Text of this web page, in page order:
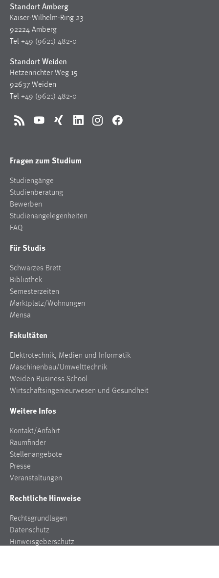
Standort Amberg
Kaiser-Wilhelm-Ring 23
92224 Amberg
Tel +49 (9621) 482-0
Standort Weiden
Hetzenrichter Weg 15
92637 Weiden
Tel +49 (9621) 482-0
RSS YouTubeXing LinkedInInstagramFacebook
Fragen zum Studium
Studiengänge
Studienberatung
Bewerben
Studienangelegenheiten
FAQ
Für Studis
Schwarzes Brett
Bibliothek
Semesterzeiten
Marktplatz/Wohnungen
Mensa
Fakultäten
Elektrotechnik, Medien und Informatik
Maschinenbau/Umwelttechnik
Weiden Business School
Wirtschaftsingenieurwesen und Gesundheit
Weitere Infos
Kontakt/Anfahrt
Raumfinder
Stellenangebote
Presse
Veranstaltungen
Rechtliche Hinweise
Rechtsgrundlagen
Datenschutz
Hinweisgeberschutz
Zweck:
Wird benötigt um die Chatfunktion nutzen zu können.
Cookie Laufzeit:
5e9dbeb1811c0446 = Sitzungslaufzeit, mibew_locale = 3
Jahre, MIBEW_UserID = 1 Jahr
Login
Name:
Dieser Cookie ist notwendig um sich an der Website
Cookie Laufzeit:
24 Stunden
Statistik Cookies erfassen Informationen anonym.
unsere Besucher unsere Website nutzen.
Matomo
Zugriffsstatistik
Cookie Laufzeit:
Max. 13 Monate
MARKETING
Marketing Cookies werden von Drittanbietern
verwendet, um personalisierte Werbung anzuzeigen.
Sie tun dies, indem sie Besucher über Websites
hinweg verfolgen.
Google Ads
Name:
_gcl_au
Anbieter: